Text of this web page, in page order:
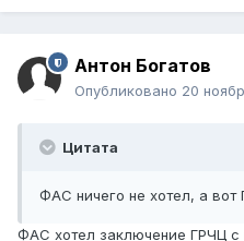
Антон Богатов
Опубликовано 20
Цитата
ФАС ничего не хотел, а вот
ФАС хотел заключение ГРЧЦ